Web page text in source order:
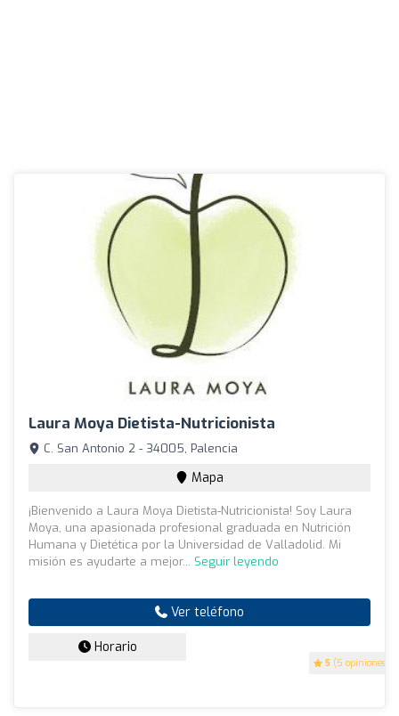
Laura Moya Dietista-Nutricionista
5 (5 opiniones)
C. San Antonio 2 - 34005, Palencia
Mapa
¡Bienvenido a Laura Moya Dietista-Nutricionista! Soy Laura
Moya, una apasionada profesional graduada en Nutrición
Humana y Dietética por la Universidad de Valladolid. Mi
misión es ayudarte a mejor... Seguir leyendo
Ver teléfono
Horario